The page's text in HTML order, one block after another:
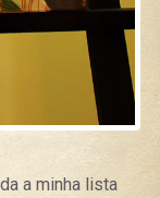
a minha lista